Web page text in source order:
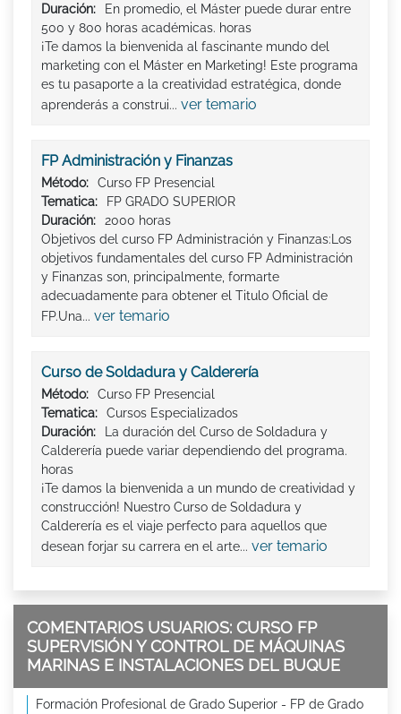
Duración:
En promedio, el Máster puede durar entre
500 y 800 horas académicas. horas
¡Te damos la bienvenida al fascinante mundo del
marketing con el Máster en Marketing! Este programa
es tu pasaporte a la creatividad estratégica, donde
aprenderás a construi... ver temario
FP Administración y Finanzas
Método:
Curso FP Presencial
Tematica:
FP GRADO SUPERIOR
Duración:
2000 horas
Objetivos del curso FP Administración y Finanzas:Los
objetivos fundamentales del curso FP Administración
y Finanzas son, principalmente, formarte
adecuadamente para obtener el Titulo Oficial de
FP.Una... ver temario
Curso de Soldadura y Calderería
Método:
Curso FP Presencial
Tematica:
Cursos Especializados
Duración:
La duración del Curso de Soldadura y
Calderería puede variar dependiendo del programa.
horas
¡Te damos la bienvenida a un mundo de creatividad y
construcción! Nuestro Curso de Soldadura y
Calderería es el viaje perfecto para aquellos que
desean forjar su carrera en el arte... ver temario
COMENTARIOS USUARIOS: CURSO FP
SUPERVISIÓN Y CONTROL DE MÁQUINAS
MARINAS E INSTALACIONES DEL BUQUE
Formación Profesional de Grado Superior - FP de Grado